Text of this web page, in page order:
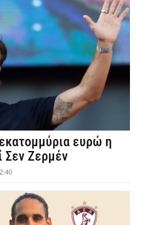
ευρώ η
Σεν Ζερμέν